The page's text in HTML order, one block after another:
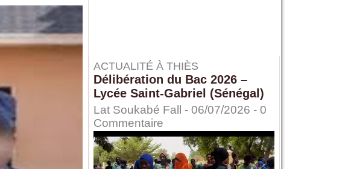
ACTUALITÉ À THIÈS
Délibération du Bac 2026 –
Lycée Saint-Gabriel (Sénégal)
Lat Soukabé Fall - 06/07/2026 - 0
Commentaire